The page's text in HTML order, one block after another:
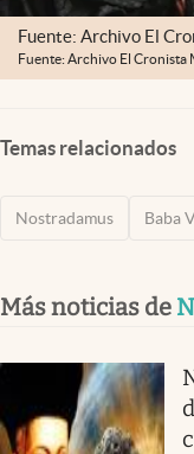
Fuente: Archivo El
Fuente: Archivo El Cronista
Temas relacionados
Nostradamus Baba
Más noticias de